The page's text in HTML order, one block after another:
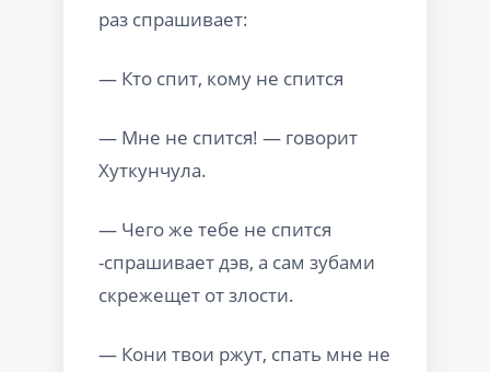
раз спрашивает:
— Кто спит, кому не спится
— Мне не спится! — говорит
Хуткунчула.
— Чего же тебе не спится
-спрашивает дэв, а сам зубами
скрежещет от злости.
— Кони твои ржут, спать мне не